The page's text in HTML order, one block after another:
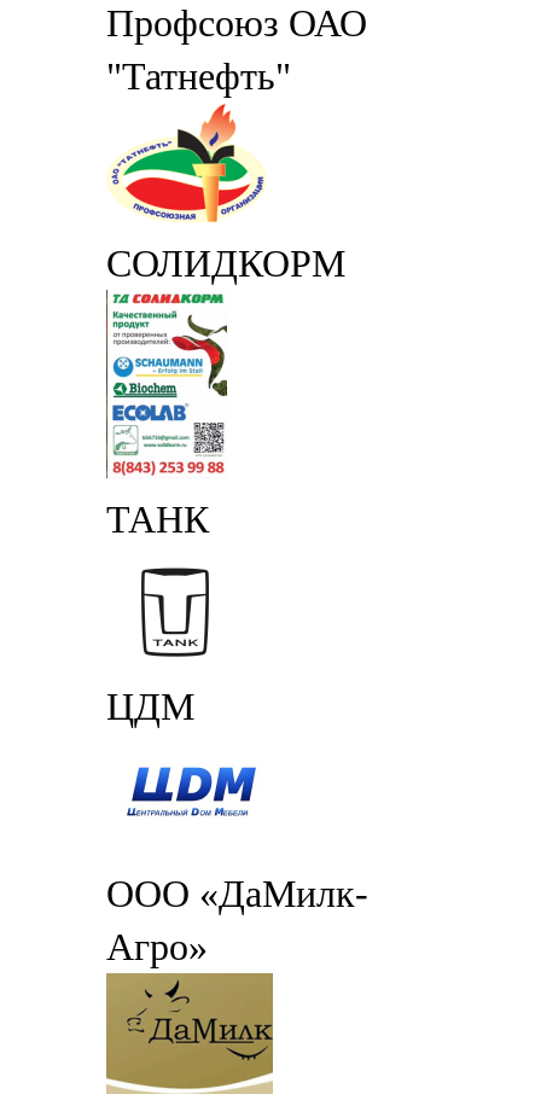
Профсоюз ОАО
"Татнефть"
СОЛИДКОРМ
ТАНК
ЦДМ
ООО «ДаМилк-
Агро»